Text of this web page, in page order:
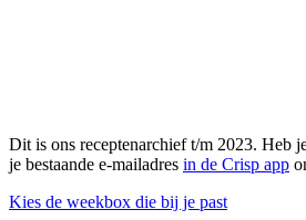
Dit is ons receptenarchief t/m 2023. Heb
je bestaande e-mailadres in de Crisp app
Kies de weekbox die bij je past